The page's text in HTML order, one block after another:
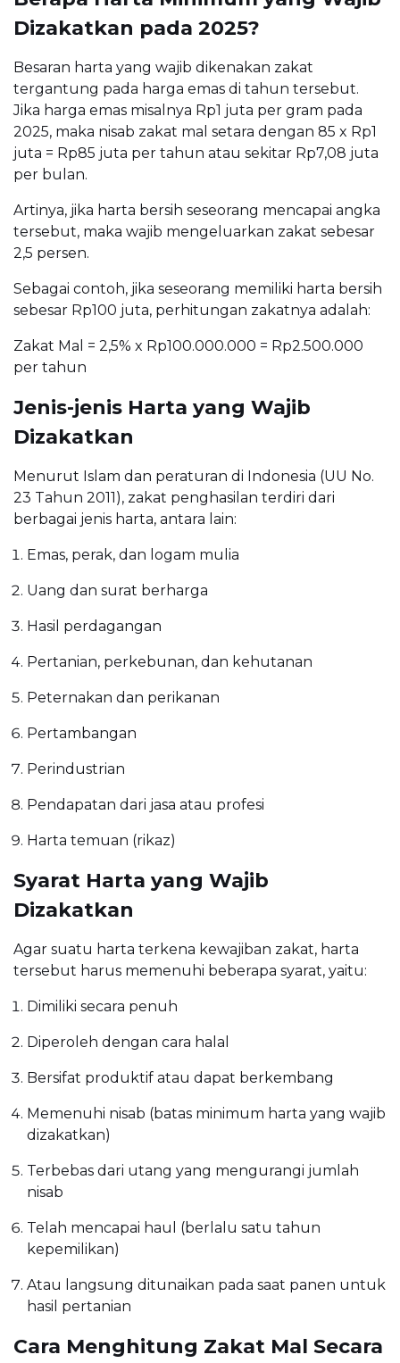
Dizakatkan pada 2025?
Besaran harta yang wajib dikenakan zakat
tergantung pada harga emas di tahun tersebut.
Jika harga emas misalnya Rp1 juta per gram pada
2025, maka nisab zakat mal setara dengan 85 x Rp1
juta = Rp85 juta per tahun atau sekitar Rp7,08 juta
per bulan.
Artinya, jika harta bersih seseorang mencapai angka
tersebut, maka wajib mengeluarkan zakat sebesar
2,5 persen.
Sebagai contoh, jika seseorang memiliki harta bersih
sebesar Rp100 juta, perhitungan zakatnya adalah:
Zakat Mal = 2,5% x Rp100.000.000 = Rp2.500.000
per tahun
Jenis-jenis Harta yang Wajib
Dizakatkan
Menurut Islam dan peraturan di Indonesia (UU No.
23 Tahun 2011), zakat penghasilan terdiri dari
berbagai jenis harta, antara lain:
Emas, perak, dan logam mulia
Uang dan surat berharga
Hasil perdagangan
Pertanian, perkebunan, dan kehutanan
Peternakan dan perikanan
Pertambangan
Perindustrian
Pendapatan dari jasa atau profesi
Harta temuan (rikaz)
Syarat Harta yang Wajib
Dizakatkan
Agar suatu harta terkena kewajiban zakat, harta
tersebut harus memenuhi beberapa syarat, yaitu:
Dimiliki secara penuh
Diperoleh dengan cara halal
Bersifat produktif atau dapat berkembang
Memenuhi nisab (batas minimum harta yang wajib
dizakatkan)
Terbebas dari utang yang mengurangi jumlah
nisab
Telah mencapai haul (berlalu satu tahun
kepemilikan)
Atau langsung ditunaikan pada saat panen untuk
hasil pertanian
Cara Menghitung Zakat Mal Secara